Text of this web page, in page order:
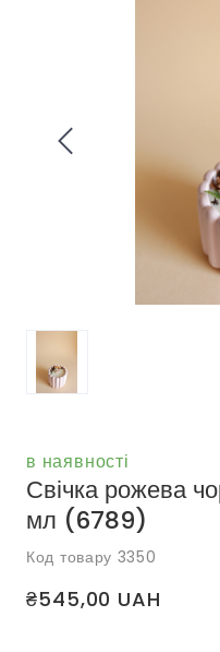
в наявності
Свічка рожева
мл (6789)
Код товару 3350
₴545,00 UAH